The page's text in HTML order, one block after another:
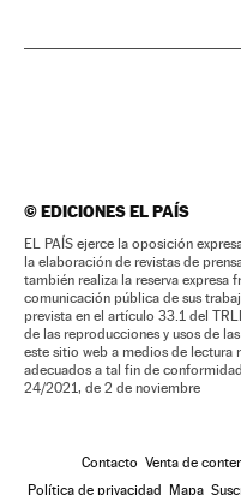
©EDICIONES EL PAÍS
EL PAÍS ejerce la oposición
la elaboración de revistas de
también realiza la reserva
comunicación pública de sus
prevista en el artículo 33.1 del
de las reproducciones y usos de
este sitio web a medios de lectura
adecuados a tal fin de
24/2021, de 2 de noviembre
Contacto Venta de
Política de privacidad Mapa